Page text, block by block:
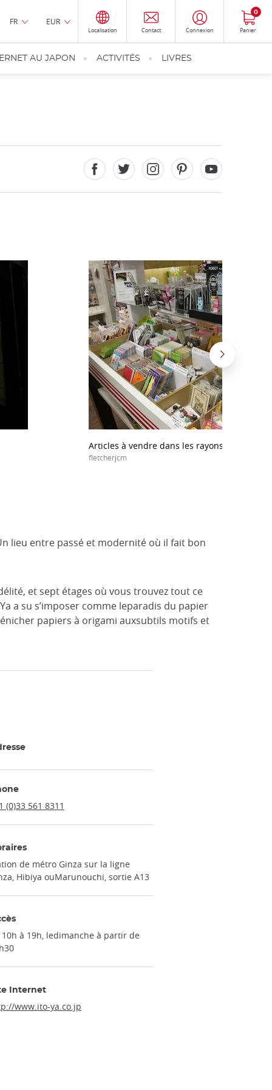
FR EUR
Localisation Contact Connexion Panier
0
AU JAPON ACTIVITÉS LIVRES
Articles à vendre dans les rayons de ITO-YA
fletcherjcm
lieu entre passé et modernité où il fait bon
et sept étages où vous trouvez tout ce
a su s’imposer comme leparadis du papier
papiers à origami auxsubtils motifs et
(0)33 561 8311
de métro Ginza sur la ligne
Hibiya ouMarunouchi, sortie A13
à 19h, ledimanche à partir de
Internet
www.ito-ya.co.jp